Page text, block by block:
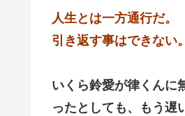
人生とは一方通行だ。
引き返す事はできない。
いくら鈴愛が律くんに
ったとしても、もう遅